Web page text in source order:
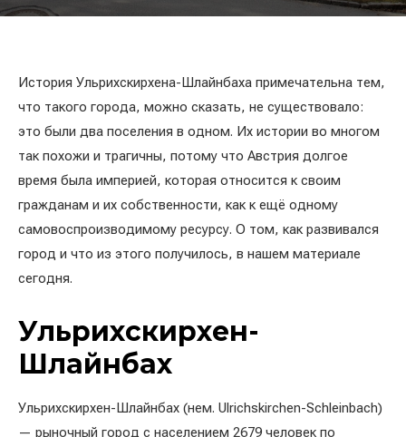
История Ульрихскирхена-Шлайнбаха примечательна тем,
что такого города, можно сказать, не существовало:
это были два поселения в одном. Их истории во многом
так похожи и трагичны, потому что Австрия долгое
время была империей, которая относится к своим
гражданам и их собственности, как к ещё одному
самовоспроизводимому ресурсу. О том, как развивался
город и что из этого получилось, в нашем материале
сегодня.
Ульрихскирхен-
Шлайнбах
Ульрихскирхен-Шлайнбах (нем. Ulrichskirchen-Schleinbach)
— рыночный город с населением 2679 человек по